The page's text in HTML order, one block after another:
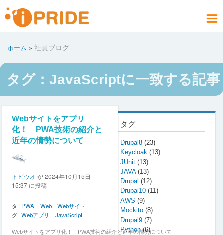
ツ
ュ
ーン
く
ず
ホーム 社員ブログ
タグ：JavaScriptに一致する記事
Webサイトをアプリ
化！ PWA技術の紹介と
近年の情勢について
トビウオ が2024年10月15日 -
15:37 に投稿
タ
グ
PWA Web
Webサイト
Webアプリ
JavaScript
Webサイトをアプリ化！ PWA技術の紹介と近年の情勢について
タグ
Drupal8 (23)
Keycloak (13)
JUnit (13)
JAVA (13)
Drupal (12)
Drupal10 (11)
AWS (9)
Mockito (8)
Drupal9 (7)
Python(6)